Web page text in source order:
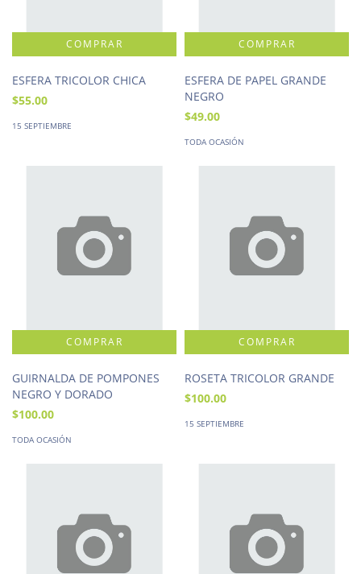
ESFERA TRICOLOR CHICA
$55.00
15 SEPTIEMBRE
ESFERA DE PAPEL GRANDE
NEGRO
$49.00
TODA OCASIÓN
GUIRNALDA DE POMPONES
NEGRO Y DORADO
$100.00
TODA OCASIÓN
ROSETA TRICOLOR GRANDE
$100.00
15 SEPTIEMBRE